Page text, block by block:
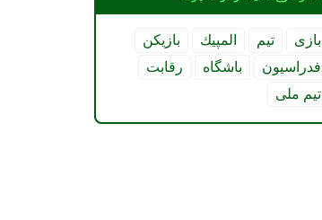
بازی تیم المپیك
بازیكن
فدراسیون
باشگاه
رقابت
تیم ملی